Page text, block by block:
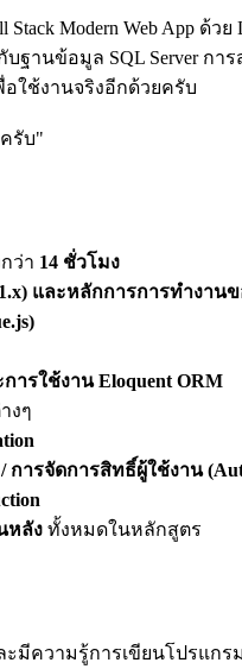
Modern Web App ด้ว
ข้อมูล SQL Server การส
อใช้งานจริงอีกด้วยครับ
รับ"
ว่า 14 ชั่วโมง
และหลักการการทำงาน
การใช้งาน Eloquent ORM
งๆ
การจัดการสิทธิ์ผู้ใช้งาน
หลัง ทั้งหมดในหลักสูตร
ความรู้การเขียนโปรแกรม